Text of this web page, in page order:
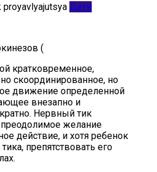
Дети
(
кратковременное,
скоординированное, но
движение определенной
внезапно и
Нервный тик
желание
действие, и хотя ребенок
препятствовать его